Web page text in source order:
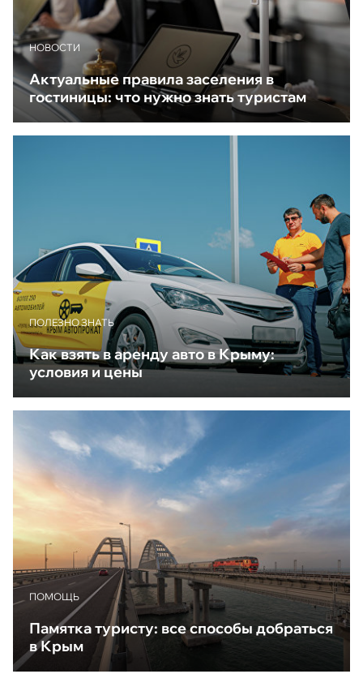
НОВОСТИ
Актуальные правила заселения в
гостиницы: что нужно знать туристам
ПОЛЕЗНО ЗНАТЬ
Как взять в аренду авто в Крыму:
условия и цены
ПОМОЩЬ
Памятка туристу: все способы добраться
в Крым